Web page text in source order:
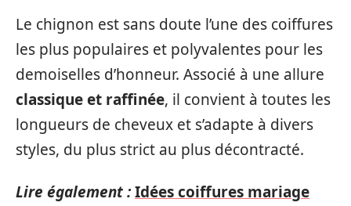
Le chignon est sans doute l’une des coiffures
les plus populaires et polyvalentes pour les
demoiselles d’honneur. Associé à une allure
classique et raffinée, il convient à toutes les
longueurs de cheveux et s’adapte à divers
styles, du plus strict au plus décontracté.
Lire également :Idées coiffures mariage